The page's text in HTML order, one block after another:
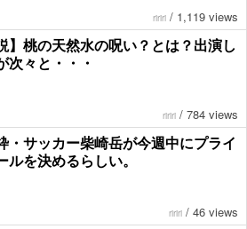
ririri / 1,119 views
】桃の天然水の呪い？とは？出演し
次々と・・・
ririri / 784 views
・サッカー柴崎岳が今週中にプライ
ルを決めるらしい。
ririri / 46 views